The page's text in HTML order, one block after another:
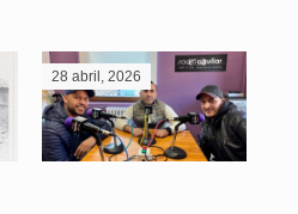
28 abril, 2026